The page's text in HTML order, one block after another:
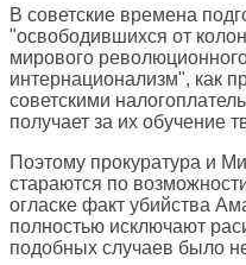
В советские времена
"освободившихся от
мирового
интернационализм", как
советскими
получает за их обучение
Поэтому прокуратура и
стараются по
огласке факт убийства
полностью исключают
подобных случаев было